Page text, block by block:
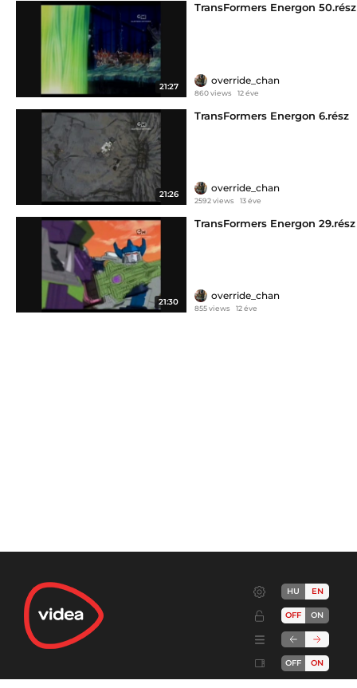
21:27
TransFormers Energon 50.rész
override_chan
860 views 12 éve
21:26
TransFormers Energon 6.rész
override_chan
2592 views 13 éve
21:30
TransFormers Energon 29.rész
override_chan
855 views 12 éve
HU EN
OFF ON
OFF ON